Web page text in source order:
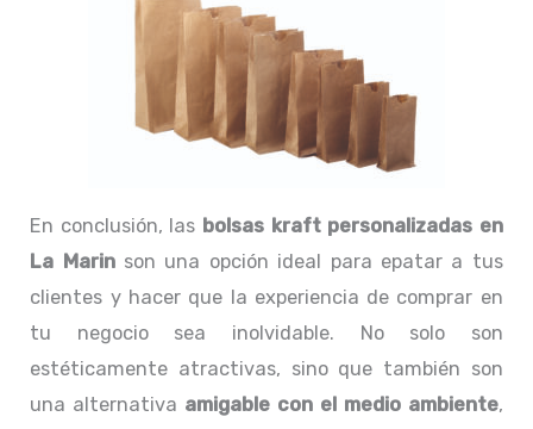
En conclusión, las bolsas kraft personalizadas en
La Marin son una opción ideal para epatar a tus
clientes y hacer que la experiencia de comprar en
tu negocio sea inolvidable. No solo son
estéticamente atractivas, sino que también son
una alternativa amigable con el medio ambiente,